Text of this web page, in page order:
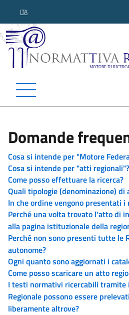
ITA
Normattiva
Domande
Cosa si intende per "Motore
Cosa si intende per "atti regionali"?
Come posso effettuare la ricerca?
Quali tipologie (denominazione)
In che ordine vengono presentati
Perché una volta trovato l'atto di
alla pagina istituzionale della
Perché non sono presenti tutte le
autonome?
Ogni quanto sono aggiornati i
Come posso scaricare un atto
I testi normativi ricercabili tramite
Regionale possono essere
liberamente altrove?